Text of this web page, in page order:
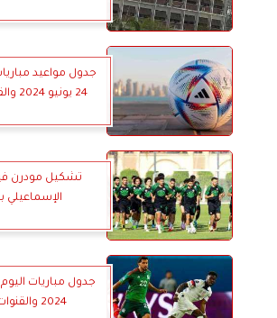
جدول مواعيد
24 يونيو 2024 والقنوات الناقلة
تشكيل مودرن
الإسماعيلي
2024 والقنوات الناقلة